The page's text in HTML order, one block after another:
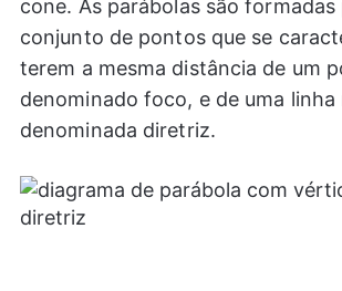
cone. As parábolas são formadas
conjunto de pontos que se
terem a mesma distância de um
denominado foco, e de uma linha
denominada diretriz.